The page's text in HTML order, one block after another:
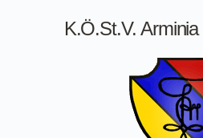
K.Ö.St.V.